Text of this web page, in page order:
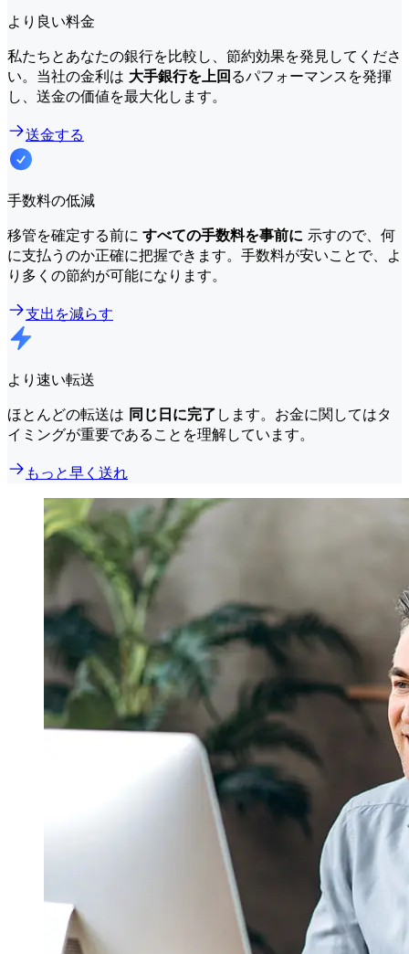
より良い料金
私たちとあなたの銀行を比較し、節約効果を発見してくださ
い。当社の金利は 大手銀行を上回るパフォーマンスを発揮
し、送金の価値を最大化します。
送金する
手数料の低減
移管を確定する前に すべての手数料を事前に 示すので、何
に支払うのか正確に把握できます。手数料が安いことで、よ
り多くの節約が可能になります。
支出を減らす
より速い転送
ほとんどの転送は 同じ日に完了 します。お金に関してはタ
イミングが重要であることを理解しています。
もっと早く送れ